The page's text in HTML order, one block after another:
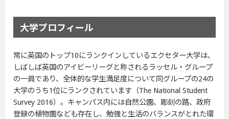
大学プロフィール
常に英国のトップ10にランクインしているエクセター大学は、
しばしば英国のアイビーリーグと称されるラッセル・グループ
の一員であり、全体的な学生満足度について同グループの24の
大学のうち1位にランクされています（The National Student
Survey 2016）。キャンパス内には自然公園、彫刻の路、政府
登録の植物園なども存在し、勉強と生活のバランスがとれた環